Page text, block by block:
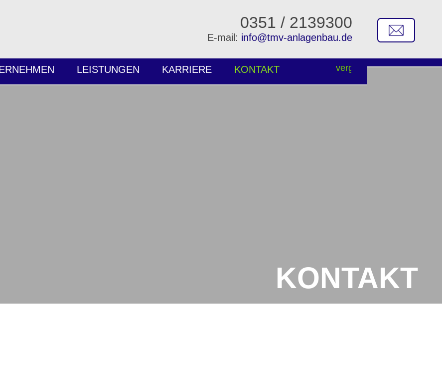
0351 / 2139300
E-mail: info@tmv-anlagenbau.de
LEISTUNGEN KARRIERE KONTAKT
KONTAKT